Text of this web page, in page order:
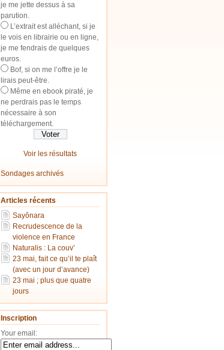
je me jette dessus à sa
parution.
L’extrait est alléchant, si je
le vois en librairie ou en ligne,
je me fendrais de quelques
euros.
Bof, si on me l’offre je le
lirais peut-être.
Même en ebook piraté, je
ne perdrais pas le temps
nécessaire à son
téléchargement.
Voir les résultats
Sondages archivés
Articles récents
Sayônara
Recrudescence de la
violence en France
Naturalis : La couv’
23 mai, fait ce qu’il te plaît
(avec un jour d’avance)
23 mai ; plus que quatre
jours
Inscription
Your email: